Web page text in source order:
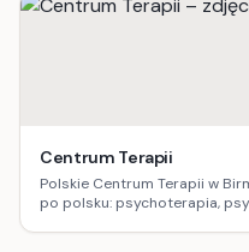
Centrum Terapii
Polskie Centrum Terapii w
po polsku: psychoterapia,